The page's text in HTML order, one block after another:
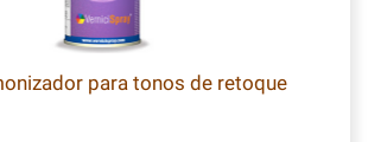
para tonos de retoque